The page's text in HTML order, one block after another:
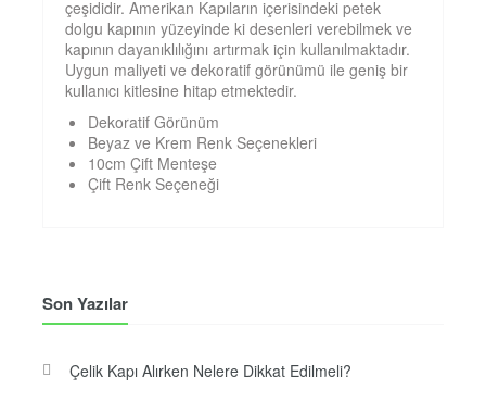
çeşididir. Amerikan Kapıların içerisindeki petek
dolgu kapının yüzeyinde ki desenleri verebilmek ve
kapının dayanıklılığını artırmak için kullanılmaktadır.
Uygun maliyeti ve dekoratif görünümü ile geniş bir
kullanıcı kitlesine hitap etmektedir.
Dekoratif Görünüm
Beyaz ve Krem Renk Seçenekleri
10cm Çift Menteşe
Çift Renk Seçeneği
Son Yazılar
Çelik Kapı Alırken Nelere Dikkat Edilmeli?